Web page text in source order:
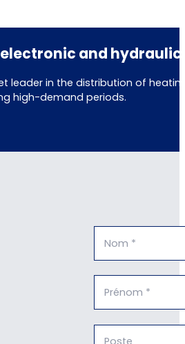
and
leader in the distribution of
high-demand periods.